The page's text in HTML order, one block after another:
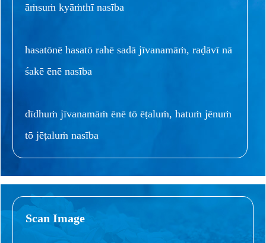
āṁsuṁ kyāṁthī nasība
hasatōnē hasatō rahē sadā jīvanamāṁ, raḍāvī nā
śakē ēnē nasība
dīdhuṁ jīvanamāṁ ēnē tō ēṭaluṁ, hatuṁ jēnuṁ
tō jēṭaluṁ nasība
Scan Image